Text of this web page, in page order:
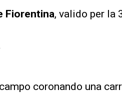
Fiorentina, valido per la
coronando una